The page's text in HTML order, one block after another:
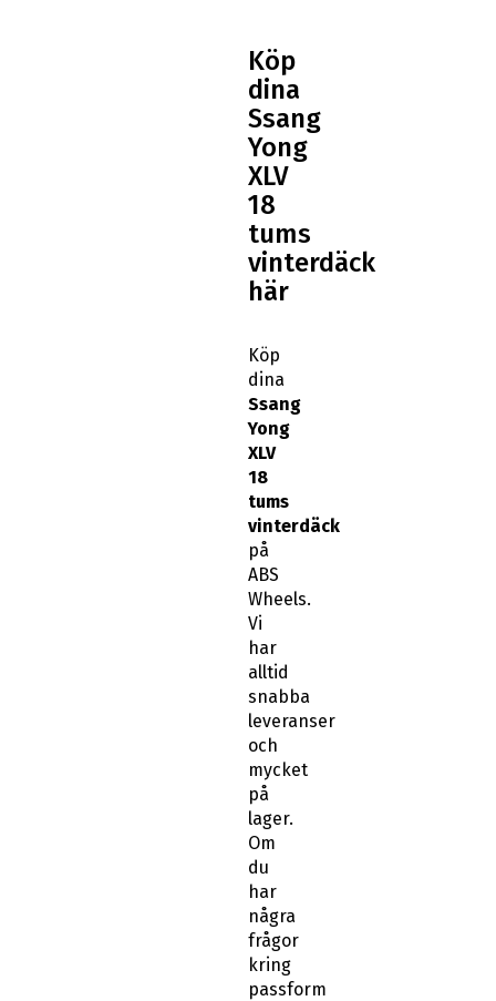
Köp
dina
Ssang
Yong
XLV
18
tums
vinterdäck
här
Köp
dina
Ssang
Yong
XLV
18
tums
vinterdäck
på
ABS
Wheels.
Vi
har
alltid
snabba
leveranser
och
mycket
på
lager.
Om
du
har
några
frågor
kring
passform